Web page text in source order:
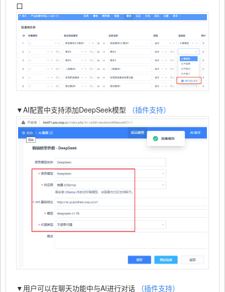
口
▼AI配置中支持添加DeepSeek模型 （插件支持）
▼用户可以在聊天功能中与AI进行对话 （插件支持）